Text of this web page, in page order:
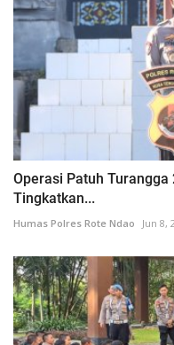
Operasi Patuh
Tingkatkan...
Humas Polres Rote Ndao Jun 8,